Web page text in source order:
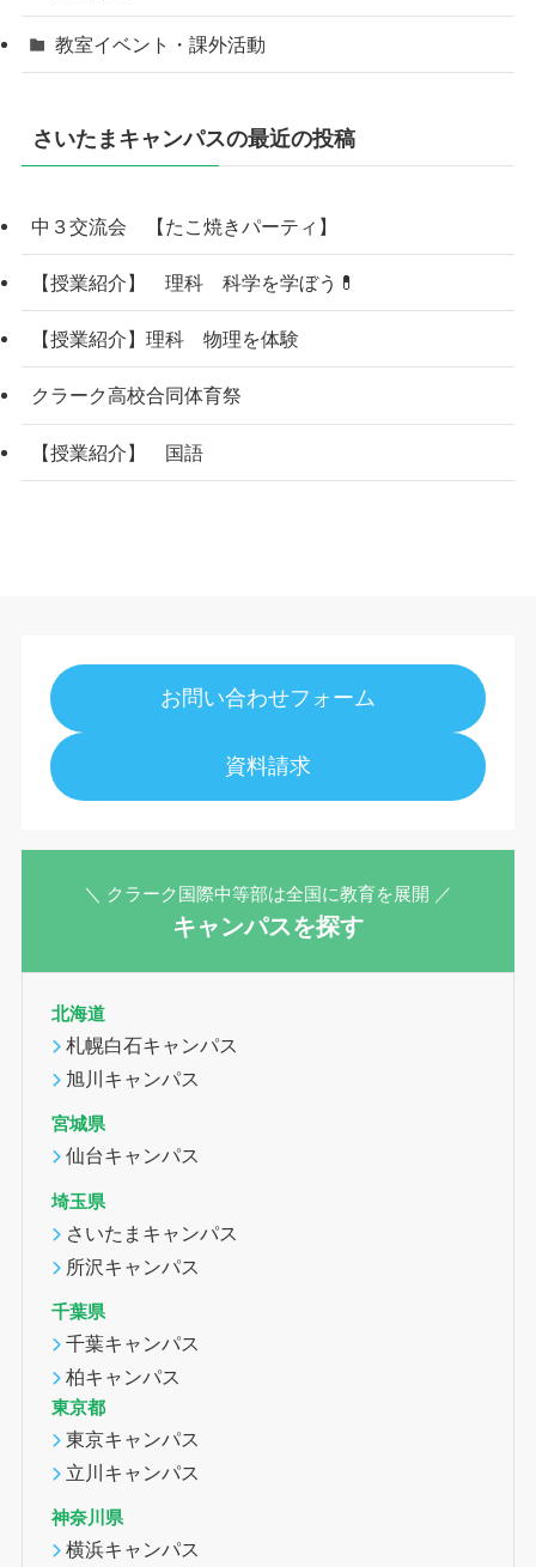
教室イベント・課外活動
さいたまキャンパスの最近の投稿
中３交流会 【たこ焼きパーティ】
【授業紹介】 理科 科学を学ぼう💊
【授業紹介】理科 物理を体験
クラーク高校合同体育祭
【授業紹介】 国語
お問い合わせフォーム
資料請求
＼ クラーク国際中等部は全国に教育を展開 ／
キャンパスを探す
北海道
札幌白石キャンパス
旭川キャンパス
宮城県
仙台キャンパス
埼玉県
さいたまキャンパス
所沢キャンパス
千葉県
千葉キャンパス
柏キャンパス
東京都
東京キャンパス
立川キャンパス
神奈川県
横浜キャンパス